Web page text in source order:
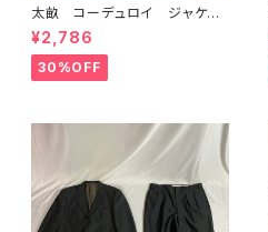
太畝 コーデュロイ ジャケッ
ト ブラウン キャメル
¥2,786
30%OFF